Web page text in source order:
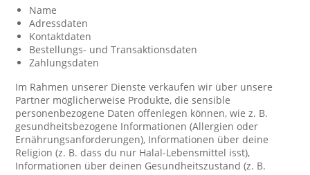
Name
Adressdaten
Kontaktdaten
Bestellungs- und Transaktionsdaten
Zahlungsdaten
Im Rahmen unserer Dienste verkaufen wir über unsere
Partner möglicherweise Produkte, die sensible
personenbezogene Daten offenlegen können, wie z. B.
gesundheitsbezogene Informationen (Allergien oder
Ernährungsanforderungen), Informationen über deine
Religion (z. B. dass du nur Halal-Lebensmittel isst),
Informationen über deinen Gesundheitszustand (z. B.